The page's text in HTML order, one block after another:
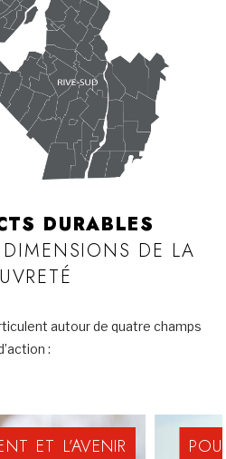
DURABLES
DIMENSIONS DE LA
autour de quatre champs
:
ET L’AVENIR